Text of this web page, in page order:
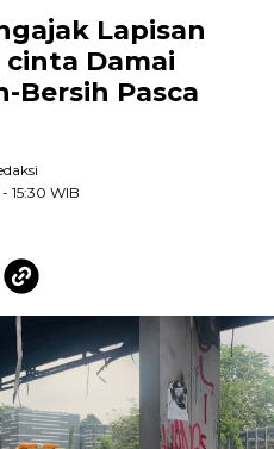
Lapisan
cinta Damai
Bersih Pasca
15:30 WIB